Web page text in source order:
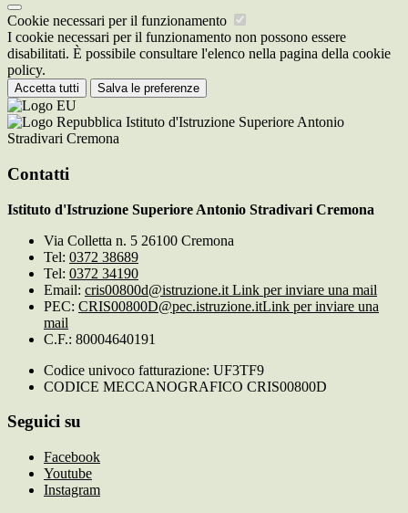
Cookie necessari per il funzionamento
I cookie necessari per il funzionamento non possono essere
disabilitati. È possibile consultare l'elenco nella pagina della cookie
policy.
Accetta tutti Salva le preferenze
Istituto d'Istruzione Superiore Antonio
Stradivari Cremona
Contatti
Istituto d'Istruzione Superiore Antonio Stradivari Cremona
Via Colletta n. 5 26100 Cremona
Tel: 0372 38689
Tel: 0372 34190
Email: cris00800d@istruzione.it Link per inviare una mail
PEC: CRIS00800D@pec.istruzione.itLink per inviare una
mail
C.F.: 80004640191
Codice univoco fatturazione: UF3TF9
CODICE MECCANOGRAFICO CRIS00800D
Seguici su
Facebook
Youtube
Instagram